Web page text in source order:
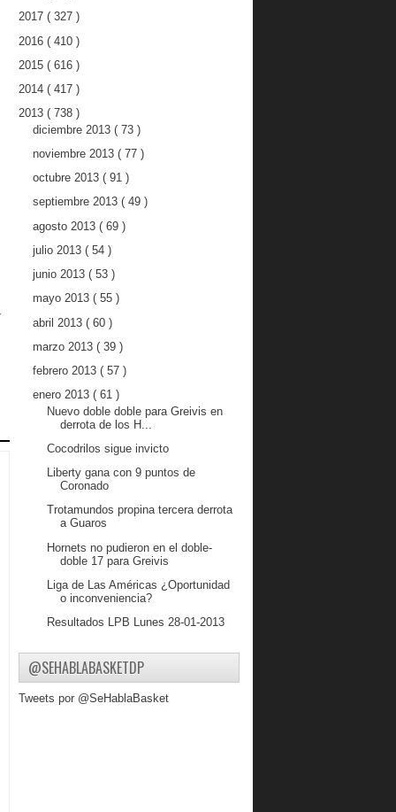
2017 ( 327 )
2016 ( 410 )
2015 ( 616 )
2014 ( 417 )
2013 ( 738 )
diciembre 2013 ( 73 )
noviembre 2013 ( 77 )
octubre 2013 ( 91 )
septiembre 2013 ( 49 )
agosto 2013 ( 69 )
julio 2013 ( 54 )
junio 2013 ( 53 )
mayo 2013 ( 55 )
abril 2013 ( 60 )
marzo 2013 ( 39 )
febrero 2013 ( 57 )
enero 2013 ( 61 )
Nuevo doble doble para Greivis en
derrota de los H...
Cocodrilos sigue invicto
Liberty gana con 9 puntos de
Coronado
Trotamundos propina tercera derrota
a Guaros
Hornets no pudieron en el doble-
doble 17 para Greivis
Liga de Las Américas ¿Oportunidad
o inconveniencia?
Resultados LPB Lunes 28-01-2013
la Liga de Las ...
Resultados LPB Domingo 27-01-2013
Resultados de la LPB del sábado 26
@SEHABLABASKETDP
Tweets por @SeHablaBasket